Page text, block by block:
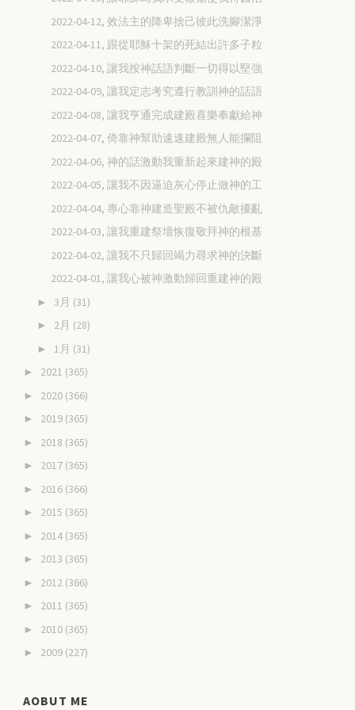
2022-04-12, 效法主的降卑捨己彼此洗腳潔淨
2022-04-11, 跟從耶穌十架的死結出許多子粒
2022-04-10, 讓我按神話語判斷一切得以堅強
2022-04-09, 讓我定志考究遵行教訓神的話語
2022-04-08, 讓我亨通完成建殿喜樂奉獻給神
2022-04-07, 倚靠神幫助速速建殿無人能攔阻
2022-04-06, 神的話激動我重新起來建神的殿
2022-04-05, 讓我不因逼迫灰心停止做神的工
2022-04-04, 專心靠神建造聖殿不被仇敵擾亂
2022-04-03, 讓我重建祭壇恢復敬拜神的根基
2022-04-02, 讓我不只歸回竭力尋求神的決斷
2022-04-01, 讓我心被神激動歸回重建神的殿
► 3月 (31)
► 2月 (28)
► 1月 (31)
► 2021 (365)
► 2020 (366)
► 2019 (365)
► 2018 (365)
► 2017 (365)
► 2016 (366)
► 2015 (365)
► 2014 (365)
► 2013 (365)
► 2012 (366)
► 2011 (365)
► 2010 (365)
► 2009 (227)
AOBUT ME